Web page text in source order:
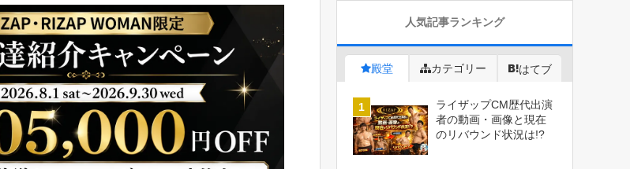
人気記事ランキング
殿堂 カテゴリー はてブ
ライザップCM歴代出演
者の動画・画像と現在
のリバウンド状況は!?